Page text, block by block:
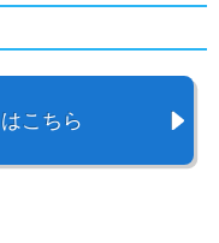
こちら